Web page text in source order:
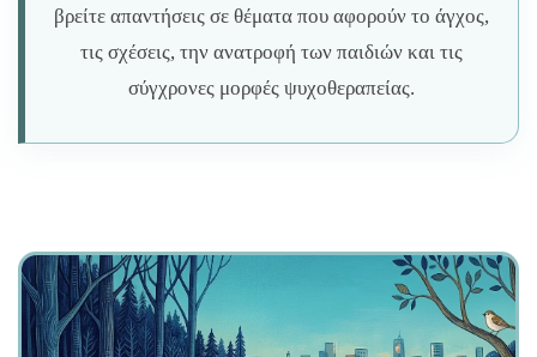
βρείτε απαντήσεις σε θέματα που αφορούν το άγχος,
τις σχέσεις, την ανατροφή των παιδιών και τις
σύγχρονες μορφές ψυχοθεραπείας.